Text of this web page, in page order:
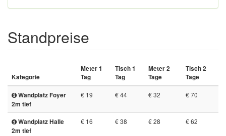
Standpreise
Kategorie
Meter 1
Tag
Tisch 1
Tag
Meter 2
Tage
Tisch 2
Tage
Wandplatz Foyer
2m tief
€ 19 € 44 € 32 € 70
Wandplatz Halle
2m tief
€ 16 € 38 € 28 € 62